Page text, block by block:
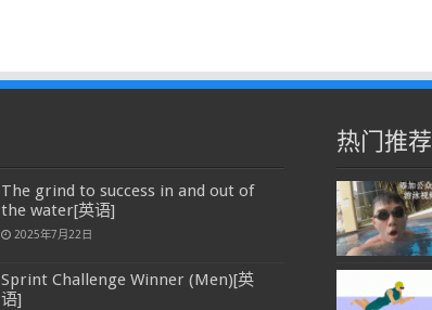
The grind to success in and out of
the water[英语]
2025年7月22日
Sprint Challenge Winner (Men)[英
语]
热门推荐